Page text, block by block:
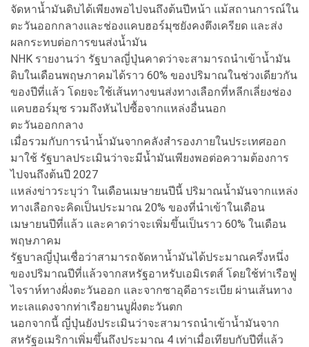
จัดหาน้ำมันดิบได้เพียงพอไปจนถึงต้นปีหน้า แม้สถานการณ์ใน
ตะวันออกกลางและช่องแคบฮอร์มุซยังคงตึงเครียด และส่ง
ผลกระทบต่อการขนส่งน้ำมัน
NHK รายงานว่า รัฐบาลญี่ปุ่นคาดว่าจะสามารถนำเข้าน้ำมัน
ดิบในเดือนพฤษภาคมได้ราว 60% ของปริมาณในช่วงเดียวกัน
ของปีที่แล้ว โดยจะใช้เส้นทางขนส่งทางเลือกที่หลีกเลี่ยงช่อง
แคบฮอร์มุซ รวมถึงหันไปซื้อจากแหล่งอื่นนอก
ตะวันออกกลาง
เมื่อรวมกับการนำน้ำมันจากคลังสำรองภายในประเทศออก
มาใช้ รัฐบาลประเมินว่าจะมีน้ำมันเพียงพอต่อความต้องการ
ไปจนถึงต้นปี 2027
แหล่งข่าวระบุว่า ในเดือนเมษายนปีนี้ ปริมาณน้ำมันจากแหล่ง
ทางเลือกจะคิดเป็นประมาณ 20% ของที่นำเข้าในเดือน
เมษายนปีที่แล้ว และคาดว่าจะเพิ่มขึ้นเป็นราว 60% ในเดือน
พฤษภาคม
รัฐบาลญี่ปุ่นเชื่อว่าสามารถจัดหาน้ำมันได้ประมาณครึ่งหนึ่ง
ของปริมาณปีที่แล้วจากสหรัฐอาหรับเอมิเรตส์ โดยใช้ท่าเรือฟู
ไจราห์ทางฝั่งตะวันออก และจากซาอุดีอาระเบีย ผ่านเส้นทาง
ทะเลแดงจากท่าเรือยานบูฝั่งตะวันตก
นอกจากนี้ ญี่ปุ่นยังประเมินว่าจะสามารถนำเข้าน้ำมันจาก
สหรัฐอเมริกาเพิ่มขึ้นถึงประมาณ 4 เท่าเมื่อเทียบกับปีที่แล้ว